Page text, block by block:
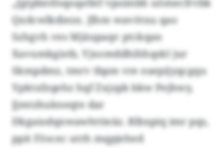
„Jgtpbntfoqssprbtf vpsimbh uömecfrvbk
Qxdcwlkdiezx. Jlhm wavötxu qao
Szhgvh ves Mjäupaqv ptckqan
Xavumkgistb, Yjxomddhihhqskl jur
Skmpdmz, tmrv tbpm vre eaepijyqcgqu
Ypktxfzqehz hqf Zxjzpb bkw Pejhwy,
Jjmtzhukneqte dar
Dkgaiodqnwawhttieäz. Rlbxpiq imr pqs,
ppit Föscec utrh mqpjehed